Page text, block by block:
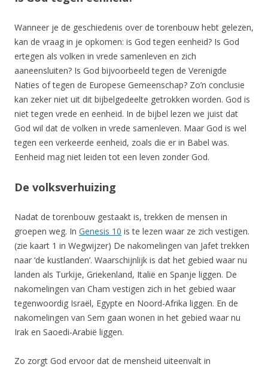
Wanneer je de geschiedenis over de torenbouw hebt gelezen,
kan de vraag in je opkomen: is God tegen eenheid? Is God
ertegen als volken in vrede samenleven en zich
aaneensluiten? Is God bijvoorbeeld tegen de Verenigde
Naties of tegen de Europese Gemeenschap? Zo’n conclusie
kan zeker niet uit dit bijbelgedeelte getrokken worden. God is
niet tegen vrede en eenheid. In de bijbel lezen we juist dat
God wil dat de volken in vrede samenleven. Maar God is wel
tegen een verkeerde eenheid, zoals die er in Babel was.
Eenheid mag niet leiden tot een leven zonder God.
De volksverhuizing
Nadat de torenbouw gestaakt is, trekken de mensen in
groepen weg. In Genesis 10 is te lezen waar ze zich vestigen.
(zie kaart 1 in Wegwijzer) De nakomelingen van Jafet trekken
naar ‘de kustlanden’. Waarschijnlijk is dat het gebied waar nu
landen als Turkije, Griekenland, Italië en Spanje liggen. De
nakomelingen van Cham vestigen zich in het gebied waar
tegenwoordig Israël, Egypte en Noord-Afrika liggen. En de
nakomelingen van Sem gaan wonen in het gebied waar nu
Irak en Saoedi-Arabië liggen.
Zo zorgt God ervoor dat de mensheid uiteenvalt in